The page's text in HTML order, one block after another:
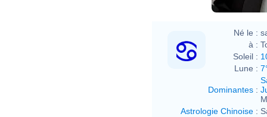
Né le :
à :
Soleil :
Lune :
Dominantes :
Astrologie Chinoise :